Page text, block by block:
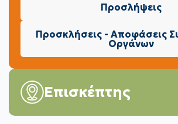
Προσλήψεις
Προσκλήσεις - Αποφάσεις
Οργάνων
Επισκέπτης